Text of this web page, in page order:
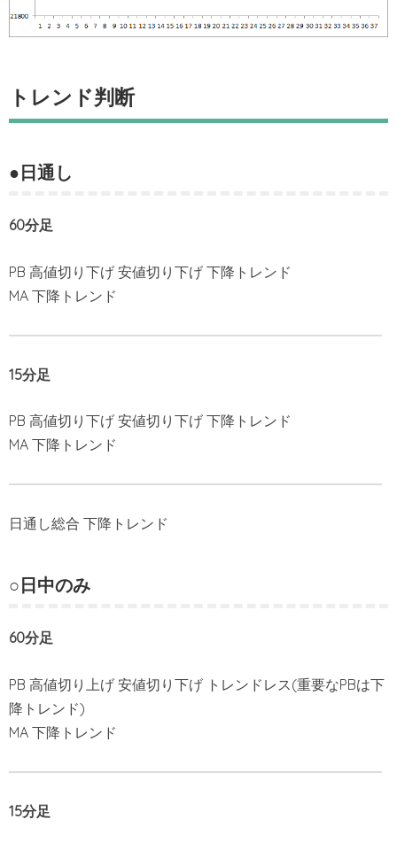
トレンド判断
●日通し
60分足
PB 高値切り下げ 安値切り下げ 下降トレンド
MA 下降トレンド
15分足
PB 高値切り下げ 安値切り下げ 下降トレンド
MA 下降トレンド
日通し総合 下降トレンド
○日中のみ
60分足
PB 高値切り上げ 安値切り下げ トレンドレス(重要なPBは下
降トレンド)
MA 下降トレンド
15分足